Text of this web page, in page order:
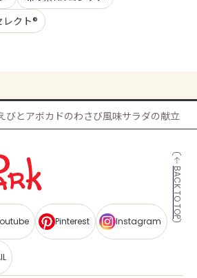
レクト®
びとアボカドのわさび風味サラダの献立
BACK TO TOP
Pinterest Instagram